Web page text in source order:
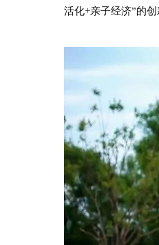
活化+亲子经济”的